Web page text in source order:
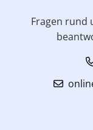
Fragen rund